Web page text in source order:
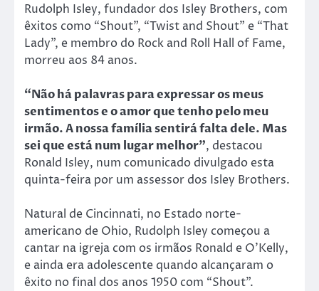
Rudolph Isley, fundador dos Isley Brothers, com
êxitos como “Shout”, “Twist and Shout” e “That
Lady”, e membro do Rock and Roll Hall of Fame,
morreu aos 84 anos.
“Não há palavras para expressar os meus
sentimentos e o amor que tenho pelo meu
irmão. A nossa família sentirá falta dele. Mas
sei que está num lugar melhor”, destacou
Ronald Isley, num comunicado divulgado esta
quinta-feira por um assessor dos Isley Brothers.
Natural de Cincinnati, no Estado norte-
americano de Ohio, Rudolph Isley começou a
cantar na igreja com os irmãos Ronald e O’Kelly,
e ainda era adolescente quando alcançaram o
êxito no final dos anos 1950 com “Shout”.